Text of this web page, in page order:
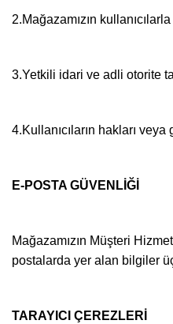
2.Mağazamızın
3.Yetkili idari ve adli otorite
4.Kullanıcıların hakları
E-POSTA GÜVENLİĞİ
Mağazamızın Müşteri
postalarda yer alan bilgiler
TARAYICI ÇEREZLERİ